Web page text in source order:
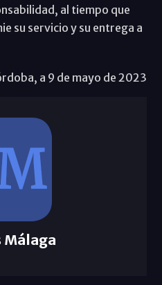
al tiempo que
su servicio y su entrega a
a 9 de mayo de 2023
Málaga